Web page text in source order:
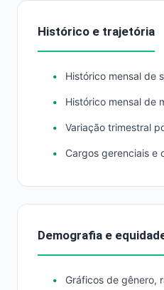
Histórico e trajetória
Histórico mensal de
Histórico mensal de
Variação trimestral
Cargos gerenciais e
Demografia e
Gráficos de gênero,